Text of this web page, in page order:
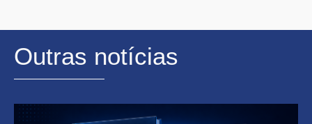
Outras notícias